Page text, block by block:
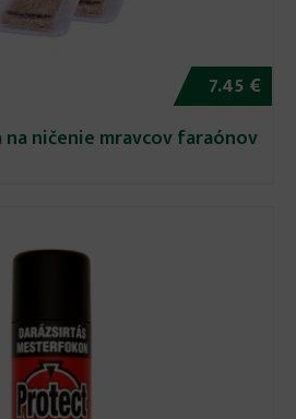
7.45 €
na ničenie mravcov faraónov